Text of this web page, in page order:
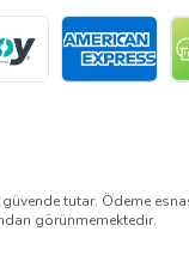
tutar. Ödeme
görünmemektedir.